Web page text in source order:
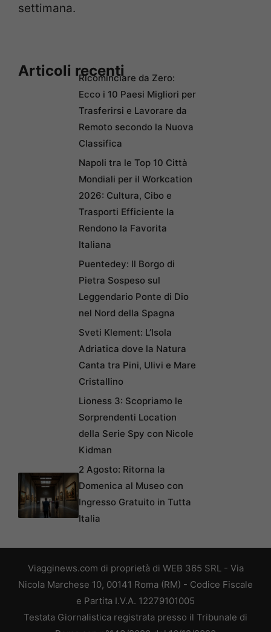
settimana.
Articoli recentiRicominciare da Zero:
Ecco i 10 Paesi Migliori per
Trasferirsi e Lavorare da
Remoto secondo la Nuova
Classifica
Napoli tra le Top 10 Città
Mondiali per il Workcation
2026: Cultura, Cibo e
Trasporti Efficiente la
Rendono la Favorita
Italiana
Puentedey: Il Borgo di
Pietra Sospeso sul
Leggendario Ponte di Dio
nel Nord della Spagna
Sveti Klement: L’Isola
Adriatica dove la Natura
Canta tra Pini, Ulivi e Mare
Cristallino
Lioness 3: Scopriamo le
Sorprendenti Location
della Serie Spy con Nicole
Kidman
2 Agosto: Ritorna la
Domenica al Museo con
Ingresso Gratuito in Tutta
Italia
Viagginews.com di proprietà di WEB 365 SRL - Via
Nicola Marchese 10, 00141 Roma (RM) - Codice Fiscale
e Partita I.V.A. 12279101005
Testata Giornalistica registrata presso il Tribunale di